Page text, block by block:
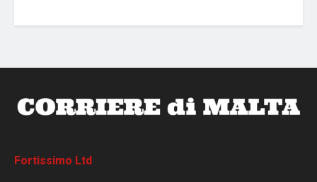
Fortissimo Ltd